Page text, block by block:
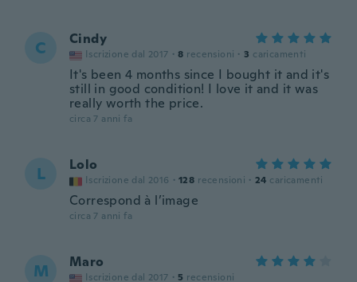
C Cindy
Iscrizione dal 2017 · 8 recensioni · 3 caricamenti
It's been 4 months since I bought it and it's
still in good condition! I love it and it was
really worth the price.
circa 7 anni fa
L Lolo
Iscrizione dal 2016 · 128 recensioni · 24 caricamenti
Correspond à l’image
circa 7 anni fa
M Maro
Iscrizione dal 2017 · 5 recensioni